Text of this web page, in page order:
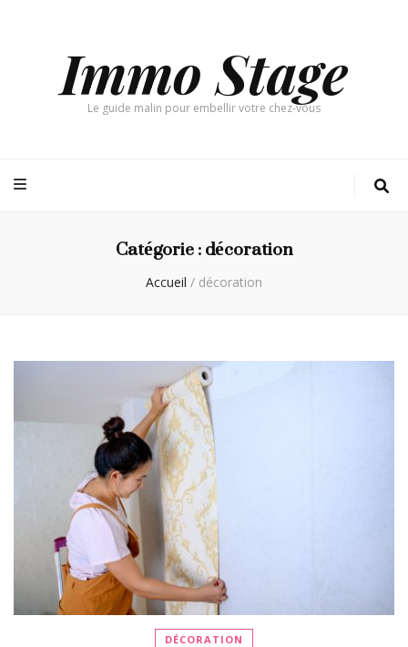
Immo Stage
Le guide malin pour embellir votre chez-vous
Catégorie :décoration
Accueil / décoration
DÉCORATION